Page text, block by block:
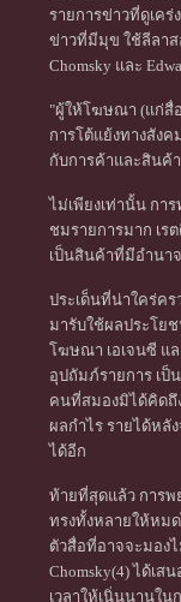
รายการข่าวที่ดูเคร่
ข่าวที่มีมุข ใช้ลีลาส
Chomsky และ
"ผู้ให้โฆษณา (แก่สื่
การโต้แย้งทางสัง
กับการค้าและสินค้
ไม่เพียงเท่านั้น กา
ชมรายการมาก เร
เป็นสินค้าที่มีอำนา
ประเด็นที่น่าใคร่ค
มารับใช้ผลประโย
โฆษณา เอเจนซี แ
อุปถัมภ์รายการ เป็
คนที่สมองมิได้คิดถึ
ผลกำไร รายได้หลั
ได้อีก
ท้ายที่สุดแล้ว การพ
ทรงทั้งหลายให้หม
ตัวสื่อที่อาจจะมอง
Chomsky(4) ได้เ
เวลาให้เนิ่นนานใ